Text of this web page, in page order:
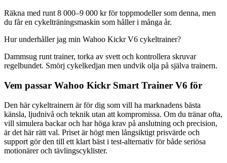
Räkna med runt 8 000–9 000 kr för toppmodeller som denna, men
du får en cykelträningsmaskin som håller i många år.
Hur underhåller jag min Wahoo Kickr V6 cykeltrainer?
Dammsug runt trainer, torka av svett och kontrollera skruvar
regelbundet. Smörj cykelkedjan men undvik olja på själva trainern.
Vem passar Wahoo Kickr Smart Trainer V6 för
Den här cykeltrainern är för dig som vill ha marknadens bästa
känsla, ljudnivå och teknik utan att kompromissa. Om du tränar ofta,
vill simulera backar och har höga krav på anslutning och precision,
är det här rätt val. Priset är högt men långsiktigt prisvärde och
support gör den till ett klart bäst i test-alternativ för både seriösa
motionärer och tävlingscyklister.